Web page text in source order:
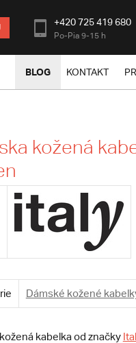
+420 725 419 680
Po-Pia 9-15 h
BLOG KONTAKT
kožená
Dámské kožené
kabelka od značky